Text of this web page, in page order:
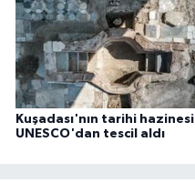
Kuşadası'nın tarihi hazinesi
UNESCO'dan tescil aldı